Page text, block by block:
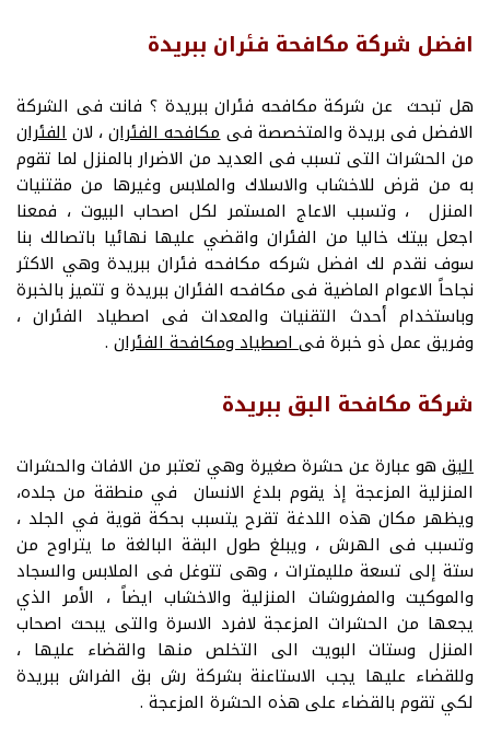
افضل شركة مكافحة فئران ببريدة
هل تبحث عن شركة مكافحه فئران ببريدة ؟ فانت فى الشركة
الافضل فى بريدة والمتخصصة فىمكافحه الفئران، لانالفئران
من الحشرات التى تسبب فى العديد من الاضرار بالمنزل لما تقوم
به من قرض للاخشاب والاسلاك والملابس وغيرها من مقتنيات
المنزل ، وتسبب الاعاج المستمر لكل اصحاب البيوت ، فمعنا
اجعل بيتك خاليا من الفئران واقضي عليها نهائيا باتصالك بنا
سوف نقدم لك افضل شركه مكافحه فئران ببريدة وهي الاكثر
نجاحاً الاعوام الماضية فى مكافحه الفئران ببريدة و تتميز بالخبرة
وباستخدام أحدث التقنيات والمعدات فى اصطياد الفئران ،
وفريق عمل ذو خبرة فىاصطياد ومكافحة الفئران .
شركة مكافحة البق ببريدة
البق هو عبارة عن حشرة صغيرة وهي تعتبر من الافات والحشرات
المنزلية المزعجة إذ يقوم بلدغ الانسان في منطقة من جلده،
ويظهر مكان هذه اللدغة تقرح يتسبب بحكة قوية في الجلد ،
وتسبب فى الهرش ، ويبلغ طول البقة البالغة ما يتراوح من
ستة إلى تسعة ملليمترات ، وهى تتوغل فى الملابس والسجاد
والموكيت والمفروشات المنزلية والاخشاب ايضاً ، الأمر الذي
يجعها من الحشرات المزعجة لافرد الاسرة والتى يبحث اصحاب
المنزل وستات البويت الى التخلص منها والقضاء عليها ،
وللقضاء عليها يجب الاستاعنة بشركة رش بق الفراش ببريدة
لكي تقوم بالقضاء على هذه الحشرة المزعجة .